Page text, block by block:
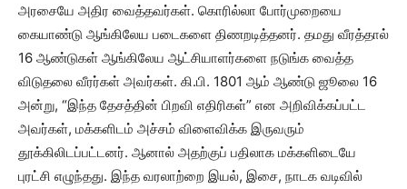
அரசையே அதிர வைத்தவர்கள். கொரில்லா போர்முறையை
கையாண்டு ஆங்கிலேய படைகளை திணறடித்தனர். தமது வீரத்தால்
16 ஆண்டுகள் ஆங்கிலேய ஆட்சியாளர்களை நடுங்க வைத்த
விடுதலை வீரர்கள் அவர்கள். கி.பி. 1801 ஆம் ஆண்டு ஜூலை 16
அன்று, “இந்த தேசத்தின் பிறவி எதிரிகள்” என அறிவிக்கப்பட்ட
அவர்கள், மக்களிடம் அச்சம் விளைவிக்க இருவரும்
தூக்கிலிடப்பட்டனர். ஆனால் அதற்குப் பதிலாக மக்களிடையே
புரட்சி எழுந்தது. இந்த வரலாற்றை இயல், இசை, நாடக வடிவில்